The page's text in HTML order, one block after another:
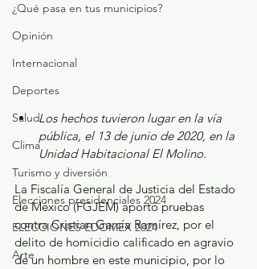
¿Qué pasa en tus municipios?
Opinión
Internacional
Deportes
Salud
Clima
Turismo y diversión
Elecciones presidenciales 2024
ELECCIONES EDOMEX 2024
Arte
Los hechos tuvieron lugar en la vía
pública, el 13 de junio de 2020, en la
Unidad Habitacional El Molino.
La Fiscalía General de Justicia del Estado
de México (FGJEM) aportó pruebas
contra Cristian García Ramírez, por el
delito de homicidio calificado en agravio
de un hombre en este municipio, por lo